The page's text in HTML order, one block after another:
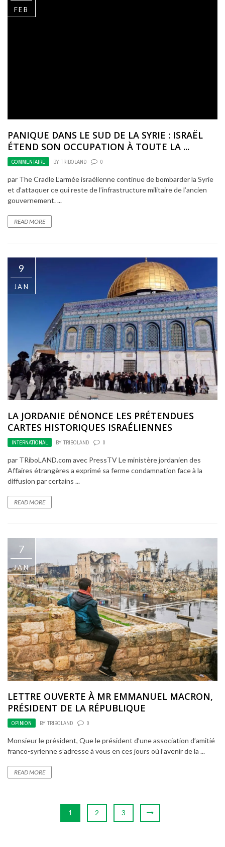
FEB
PANIQUE DANS LE SUD DE LA SYRIE : ISRAËL
ÉTEND SON OCCUPATION À TOUTE LA ...
COMMENTAIRE BY TRIBOLAND 0
par The Cradle L’armée israélienne continue de bombarder la Syrie
et d’attaquer ce qui reste de l’infrastructure militaire de l’ancien
gouvernement. ...
READ MORE
9
JAN
LA JORDANIE DÉNONCE LES PRÉTENDUES
CARTES HISTORIQUES ISRAÉLIENNES
INTERNATIONAL BY TRIBOLAND 0
par TRiboLAND.com avec PressTV Le ministère jordanien des
Affaires étrangères a exprimé sa ferme condamnation face à la
diffusion par certains ...
READ MORE
7
JAN
LETTRE OUVERTE À MR EMMANUEL MACRON,
PRÉSIDENT DE LA RÉPUBLIQUE
OPINION BY TRIBOLAND 0
Monsieur le président, Que le président d’une association d’amitié
franco-syrienne s’adresse à vous en ces jours où l’avenir de la ...
READ MORE
1 2 3